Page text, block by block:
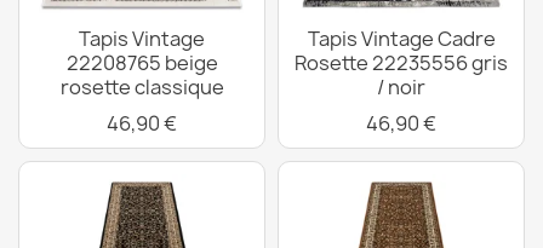
Tapis Vintage
22208765 beige
rosette classique
46,90 €
Tapis Vintage Cadre
Rosette 22235556 gris
/ noir
46,90 €